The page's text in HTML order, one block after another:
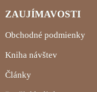
ZAUJÍMAVOSTI
Obchodné podmienky
Kniha návštev
Články